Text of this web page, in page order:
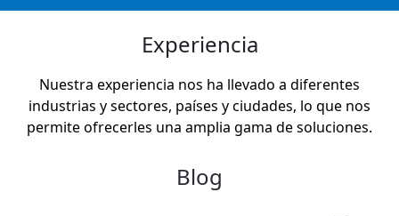
Experiencia
Nuestra experiencia nos ha llevado a diferentes
industrias y sectores, países y ciudades, lo que nos
permite ofrecerles una amplia gama de soluciones.
Blog